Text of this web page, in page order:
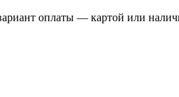
оплаты — картой или